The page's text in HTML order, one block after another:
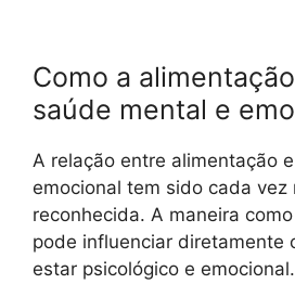
Como a
saúde mental e
A relação entre alimentação
emocional tem sido cada vez
reconhecida. A maneira
pode influenciar diretamente
estar psicológico e